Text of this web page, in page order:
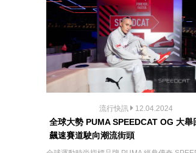
流行快訊 12.04.2024
全球大勢 PUMA SPEEDCAT OG 大舉
飆速賽道駛向潮流街頭